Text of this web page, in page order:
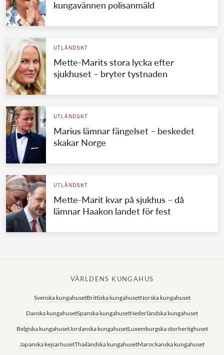
kungavännen polisanmäld
UTLÄNDSKT
Mette-Marits stora lycka efter
sjukhuset – bryter tystnaden
UTLÄNDSKT
Marius lämnar fängelset – beskedet
skakar Norge
UTLÄNDSKT
Mette-Marit kvar på sjukhus – då
lämnar Haakon landet för fest
VÄRLDENS KUNGAHUS
Svenska kungahusetBrittiska kungahusetNorska kungahuset
Danska kungahusetSpanska kungahusetNederländska kungahuset
Belgiska kungahusetJordanska kungahusetLuxemburgska storhertighuset
Japanska kejsarhusetThailändska kungahusetMarockanska kungahuset